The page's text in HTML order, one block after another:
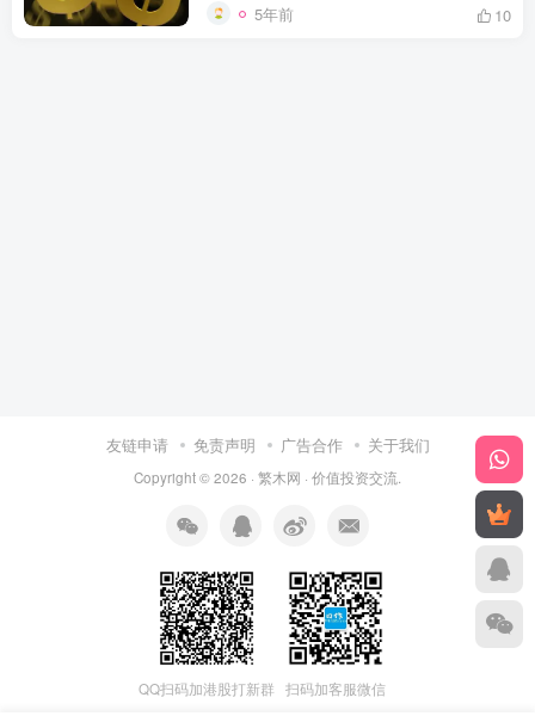
5年前 10
友链申请 免责声明 广告合作 关于我们
Copyright © 2026 · 繁木网 · 价值投资交流
QQ扫码加港股打新群 扫码加客服微信